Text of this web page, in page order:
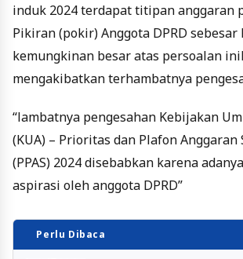
induk 2024 terdapat titipan anggaran
Pikiran (pokir) Anggota DPRD sebesar
kemungkinan besar atas persoalan
mengakibatkan terhambatnya
“lambatnya pengesahan Kebijakan
(KUA) – Prioritas dan Plafon Anggaran
(PPAS) 2024 disebabkan karena
aspirasi oleh anggota DPRD”
Perlu Dibaca